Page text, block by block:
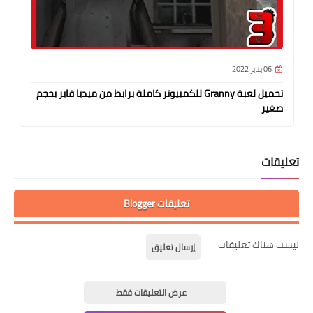
06 يناير 2022
تحميل لعبة Granny للكمبيوتر كاملة برابط من ميديا فاير بحجم
صغير
تعليقات
تعليقات Blogger
ليست هناك تعليقات إرسال تعليق
عرض التعليقات فقط